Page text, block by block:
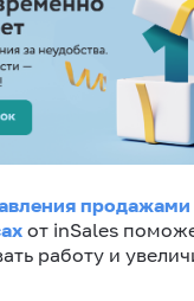
продажами
от inSales
работу и